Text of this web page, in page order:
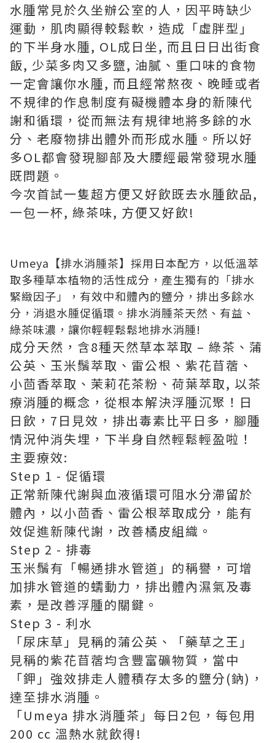
水腫常見於久坐辦公室的人，因平時缺少
運動，肌肉顯得較鬆軟，造成「虛胖型」
的下半身水腫, OL成日坐, 而且日日出街食
飯, 少菜多肉又多鹽, 油膩、重口味的食物
一定會讓你水腫, 而且經常熬夜、晚睡或者
不規律的作息制度有礙機體本身的新陳代
謝和循環，從而無法有規律地將多餘的水
分、老廢物排出體外而形成水腫。所以好
多OL都會發現腳部及大腰經最常發現水腫
既問題。
今次首試一隻超方便又好飲既去水腫飲品,
一包一杯, 綠茶味, 方便又好飲!
Umeya【排水消腫茶】採用日本配方，以低溫萃
取多種草本植物的活性成分，產生獨有的「排水
緊緻因子」，有效中和體內的鹽分，排出多餘水
分，消退水腫促循環。排水消腫茶天然、有益、
綠茶味濃，讓你輕輕鬆鬆地排水消腫!
成分天然，含8種天然草本萃取 – 綠茶、蒲
公英、玉米鬚萃取、雷公根、紫花苜蓿、
小茴香萃取、茉莉花茶粉、荷葉萃取, 以茶
療消腫的概念，從根本解決浮腫沉聚！日
日飲，7日見效，排出毒素比平日多，腳腫
情況仲消失埋，下半身自然輕鬆輕盈啦！
主要療效:
Step 1 - 促循環
正常新陳代謝與血液循環可阻水分滯留於
體內，以小茴香、雷公根萃取成分，能有
效促進新陳代謝，改善橘皮組織。
Step 2 - 排毒
玉米鬚有「暢通排水管道」的稱譽，可增
加排水管道的蠕動力，排出體內濕氣及毒
素，是改善浮腫的關鍵。
Step 3 - 利水
「尿床草」見稱的蒲公英、「藥草之王」
見稱的紫花苜蓿均含豐富礦物質，當中
「鉀」強效排走人體積存太多的鹽分(鈉)，
達至排水消腫。
「Umeya 排水消腫茶」每日2包，每包用
200 cc 溫熱水就飲得!